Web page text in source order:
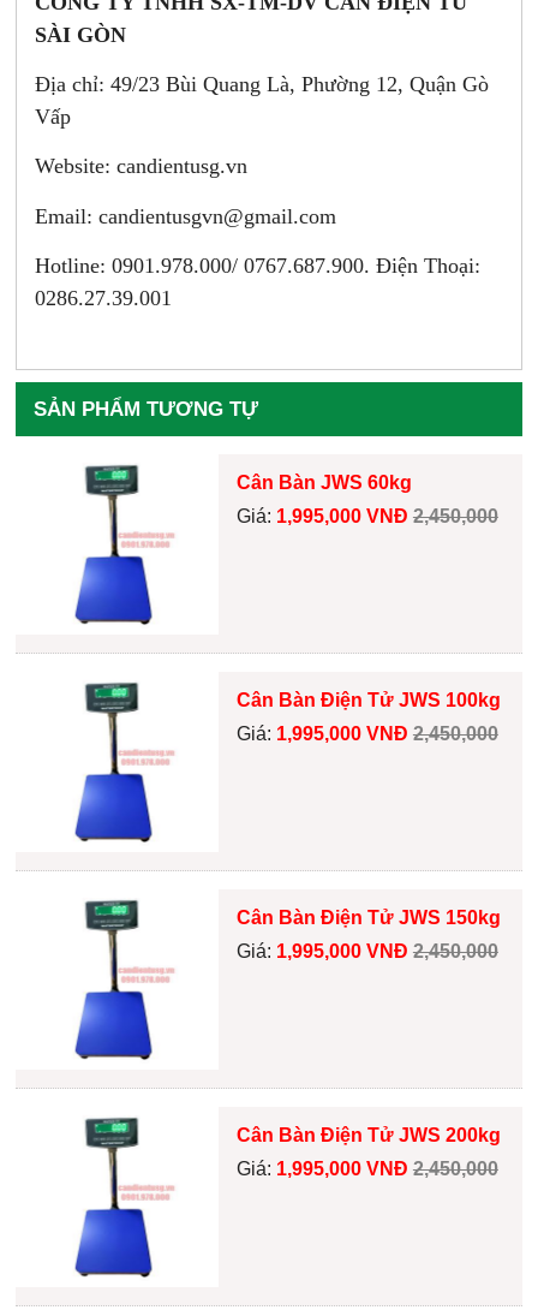
SÀI GÒN
Địa chỉ: 49/23 Bùi Quang Là, Phường 12, Quận Gò
Vấp
Website: candientusg.vn
Email:candientusgvn@gmail.com
Hotline: 0901.978.000/ 0767.687.900. Điện Thoại:
0286.27.39.001
SẢN PHẨM TƯƠNG TỰ
Cân Bàn JWS 60kg
Giá: 1,995,000 VNĐ 2,450,000
Cân Bàn Điện Tử JWS 100kg
Giá: 1,995,000 VNĐ 2,450,000
Cân Bàn Điện Tử JWS 150kg
Giá: 1,995,000 VNĐ 2,450,000
Cân Bàn Điện Tử JWS 200kg
Giá: 1,995,000 VNĐ 2,450,000